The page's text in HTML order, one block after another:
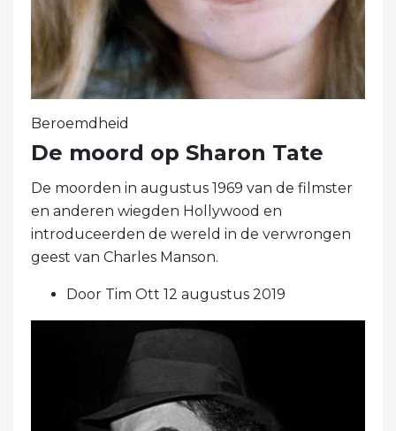
Beroemdheid
De moord op Sharon Tate
De moorden in augustus 1969 van de filmster
en anderen wiegden Hollywood en
introduceerden de wereld in de verwrongen
geest van Charles Manson.
Door Tim Ott 12 augustus 2019